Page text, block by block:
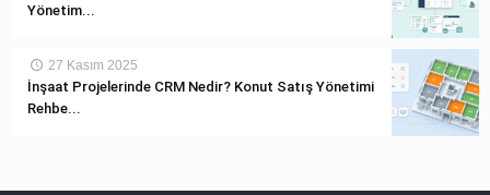
Yönetim...
27 Kasım 2025
İnşaat Projelerinde CRM Nedir? Konut Satış Yönetimi
Rehbe...